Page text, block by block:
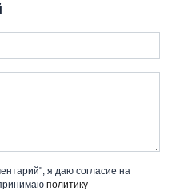
я даю согласие на
политику